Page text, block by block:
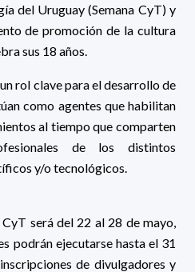
del Uruguay (Semana CyT) y
de promoción de la cultura
sus 18 años.
rol clave para el desarrollo de
como agentes que habilitan
al tiempo que comparten
de los distintos
y/o tecnológicos.
será del 22 al 28 de mayo,
podrán ejecutarse hasta el 31
de divulgadores y